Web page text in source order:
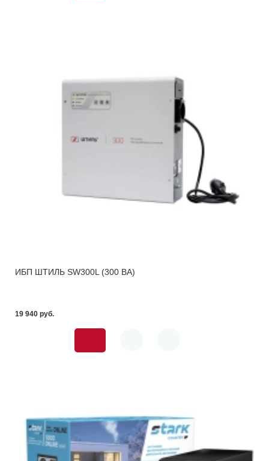
ИБП ШТИЛЬ SW300L (300 ВА)
19 940 pуб.